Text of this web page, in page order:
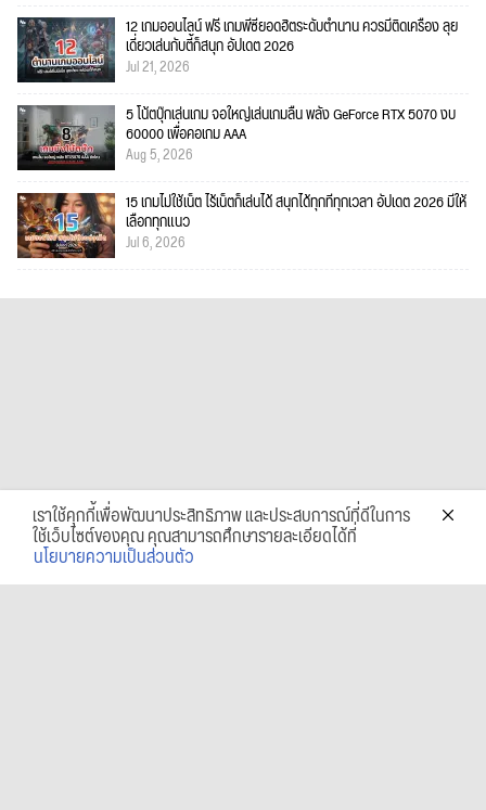
12 เกมออนไลน์ ฟรี เกมพีซียอดฮิตระดับตำนาน ควรมีติดเครื่อง ลุย
เดี่ยวเล่นกับตี้ก็สนุก อัปเดต 2026
Jul 21, 2026
5 โน้ตบุ๊กเล่นเกม จอใหญ่เล่นเกมลื่น พลัง GeForce RTX 5070 งบ
60000 เพื่อคอเกม AAA
Aug 5, 2026
15 เกมไม่ใช้เน็ต ไร้เน็ตก็เล่นได้ สนุกได้ทุกที่ทุกเวลา อัปเดต 2026 มีให้
เลือกทุกแนว
Jul 6, 2026
เราใช้คุกกี้เพื่อพัฒนาประสิทธิภาพ และประสบการณ์ที่ดีในการ
ใช้เว็บไซต์ของคุณ คุณสามารถศึกษารายละเอียดได้ที่
นโยบายความเป็นส่วนตัว